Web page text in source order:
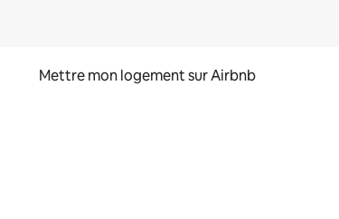
Mettre mon logement sur Airbnb